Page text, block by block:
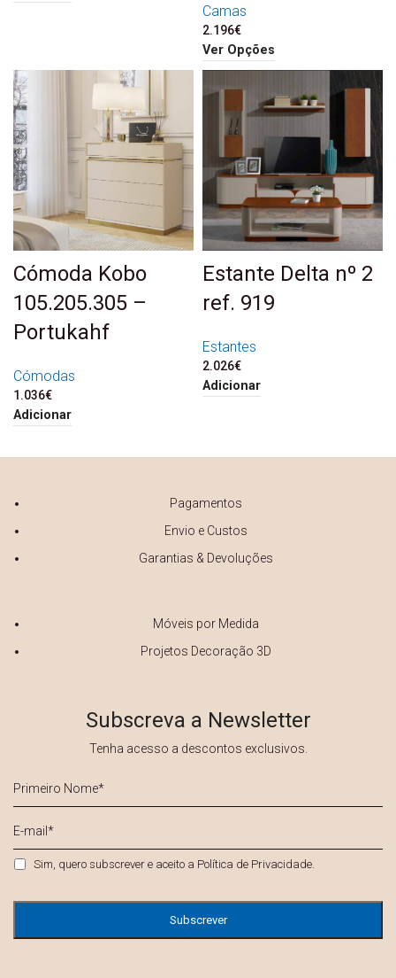
Camas
2.196€
Ver Opções
Cómoda Kobo
105.205.305 –
Portukahf
Cómodas
1.036€
Adicionar
Estante Delta nº 2
ref. 919
Estantes
2.026€
Adicionar
Pagamentos
Envio e Custos
Garantias & Devoluções
Móveis por Medida
Projetos Decoração 3D
Subscreva a Newsletter
Tenha acesso a descontos exclusivos.
Nome
*
mail
Privacidade *
Sim, quero subscrever e aceito a Política de Privacidade.